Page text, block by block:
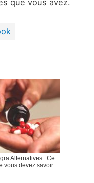
que vous avez.
Alternatives : Ce
vous devez savoir